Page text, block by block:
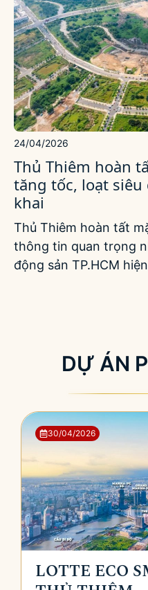
24/04/2026
Thủ Thiêm hoàn
tăng tốc, loạt
khai
Thủ Thiêm hoàn tất
thông tin quan trọng
động sản TP.HCM
DỰ ÁN
30/04/2026
LOTTE ECO